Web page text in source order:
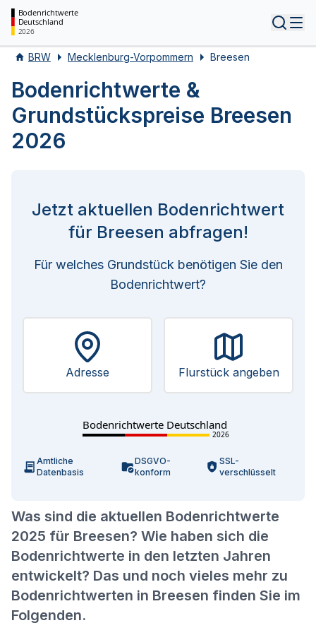
Bodenrichtwerte
Deutschland
2026
BRW Mecklenburg-Vorpommern Breesen
Bodenrichtwerte &
Grundstückspreise Breesen
2026
Was sind die aktuellen Bodenrichtwerte
2025 für Breesen? Wie haben sich die
Bodenrichtwerte in den letzten Jahren
entwickelt? Das und noch vieles mehr zu
Bodenrichtwerten in Breesen finden Sie im
Folgenden.
Jetzt aktuellen Bodenrichtwert
für Breesen abfragen!
Für welches Grundstück benötigen Sie den
Bodenrichtwert?
Adresse Flurstück angeben
Bodenrichtwerte Deutschland
2026
Amtliche
Datenbasis
DSGVO-
konform
SSL-
verschlüsselt